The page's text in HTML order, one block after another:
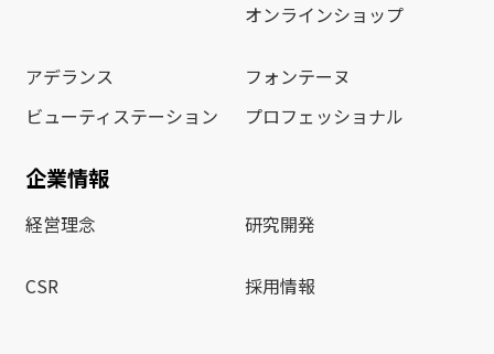
オンラインショップ
アデランス
ビューティステーション
フォンテーヌ
プロフェッショナル
企業情報
経営理念 研究開発
CSR 採用情報